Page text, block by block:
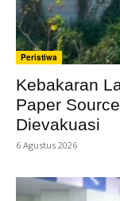
Peristiwa
Kebakaran
Paper
Dievakuasi
6 Agustus 2026